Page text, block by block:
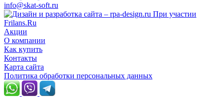
info@skat-soft.ru
При участии
Frilans.Ru
Акции
О компании
Как купить
Контакты
Карта сайта
Политика обработки персональных данных